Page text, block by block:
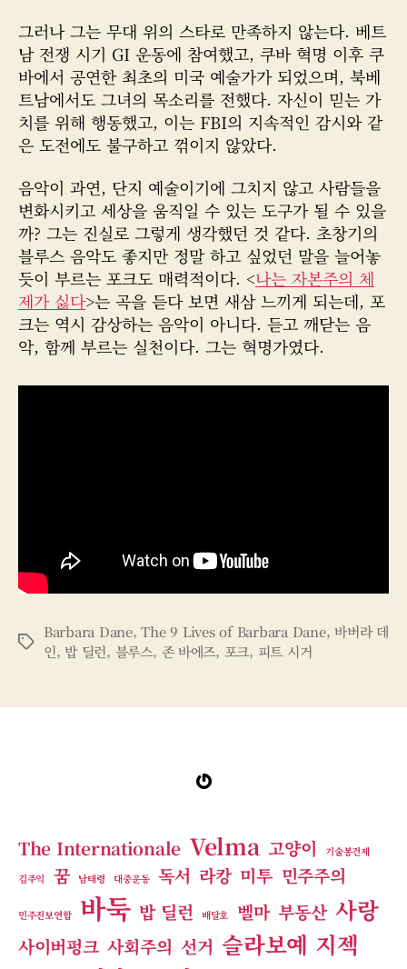
그러나 그는 무대 위의 스타로 만족하지 않는다. 베트
남 전쟁 시기 GI 운동에 참여했고, 쿠바 혁명 이후 쿠
바에서 공연한 최초의 미국 예술가가 되었으며, 북베
트남에서도 그녀의 목소리를 전했다. 자신이 믿는 가
치를 위해 행동했고, 이는 FBI의 지속적인 감시와 같
은 도전에도 불구하고 꺾이지 않았다.
음악이 과연, 단지 예술이기에 그치지 않고 사람들을
변화시키고 세상을 움직일 수 있는 도구가 될 수 있을
까? 그는 진실로 그렇게 생각했던 것 같다. 초창기의
블루스 음악도 좋지만 정말 하고 싶었던 말을 늘어놓
듯이 부르는 포크도 매력적이다. <나는 자본주의 체
제가 싫다>는 곡을 듣다 보면 새삼 느끼게 되는데, 포
크는 역시 감상하는 음악이 아니다. 듣고 깨닫는 음
악, 함께 부르는 실천이다. 그는 혁명가였다.
태
Barbara Dane,The 9 Lives of Barbara Dane, 바버라 데
인, 밥 딜런, 블루스, 존 바에즈, 포크, 피트 시거
Gravatar
The Internationale Velma 고양이
기술봉건제
김주익
꿈 남태령 대중운동 독서 라캉 미투 민주주의
민주진보연합 바둑 밥 딜런 배달호 벨마 부동산 사랑
사이버펑크 사회주의 선거 슬라보예 지젝